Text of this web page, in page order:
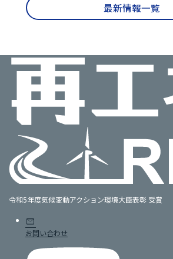
最新情報一覧
令和5年度気候変動アクション環境大臣表彰 受賞
mail
お問い合わせ